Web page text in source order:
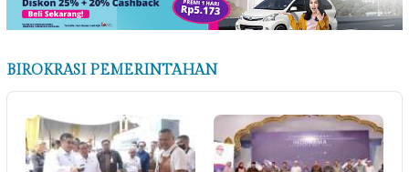
BIROKRASI PEMERINTAHAN